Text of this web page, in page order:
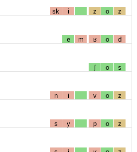
sk i z o z
e m ʁ o d
ʃ o s
n i v o z
s y p o z